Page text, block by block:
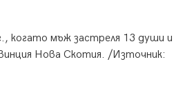
когато мъж застреля 13 души и
Нова Скотия. /Източник: